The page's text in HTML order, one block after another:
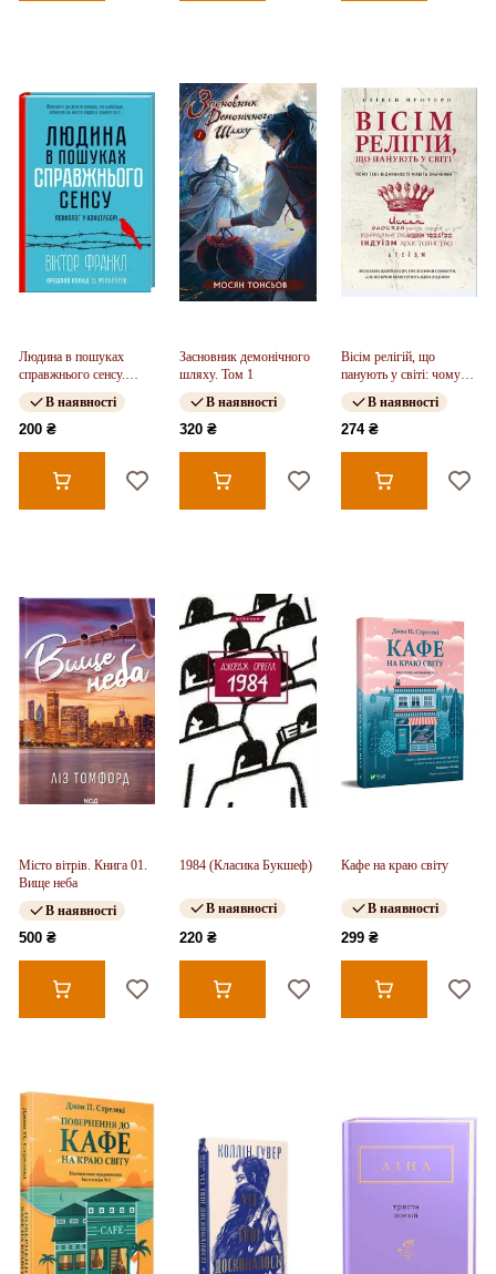
Людина в пошуках
справжнього сенсу.
Психолог у концтаборі
В наявності
200 ₴
Засновник демонічного
шляху. Том 1
В наявності
320 ₴
Вісім релігій, що
панують у світі: чому
їхні відмінності мають
значенняВ наявності
274 ₴
Місто вітрів. Книга 01.
Вище неба
В наявності
500 ₴
1984 (Класика Букшеф)
В наявності
220 ₴
Кафе на краю світу
В наявності
299 ₴